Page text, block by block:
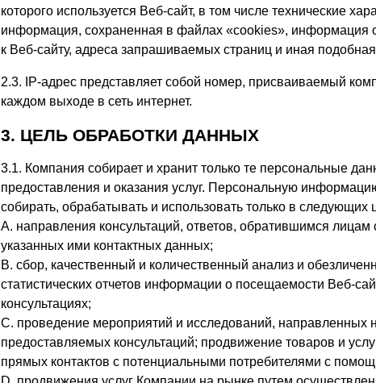
которого используется Веб-сайт, в том числе технические
информация, сохраненная в файлах «cookies», информация
к Веб-сайту, адреса запрашиваемых страниц и иная
2.3. IP-адрес представляет собой номер, присваиваемый
каждом выходе в сеть интернет.
3. ЦЕЛЬ ОБРАБОТКИ ДАННЫХ
3.1. Компания собирает и хранит только те персональные
предоставления и оказания услуг. Персональную
собирать, обрабатывать и использовать только в следующих
A. направления консультаций, ответов, обратившимся
указанных ими контактных данных;
B. сбор, качественный и количественный анализ и
статистических отчетов информации о посещаемости Веб-
консультациях;
C. проведение мероприятий и исследований, направленных
предоставляемых консультаций; продвижение товаров и
прямых контактов с потенциальными потребителями с